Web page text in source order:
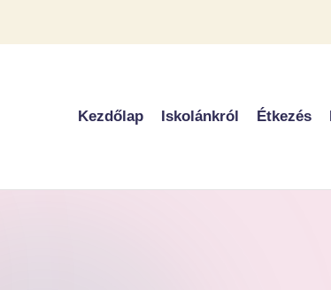
Kezdőlap Iskolánkról Étkezés